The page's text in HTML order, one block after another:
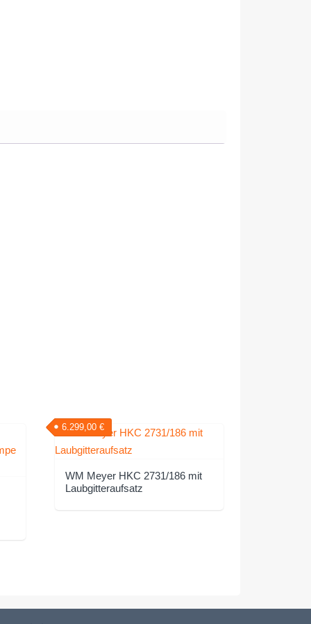
WM Meyer HKC 2731/186 mit
Laubgitteraufsatz
6.299,00€